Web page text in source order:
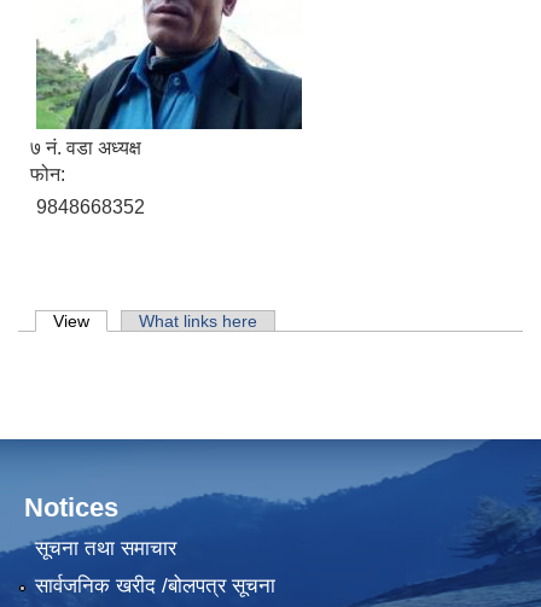
७ नं. वडा अध्यक्ष
फोन:
9848668352
Primary tabs
View (active tab)What links here
Notices
सूचना तथा समाचार
सार्वजनिक खरीद /बोलपत्र सूचना